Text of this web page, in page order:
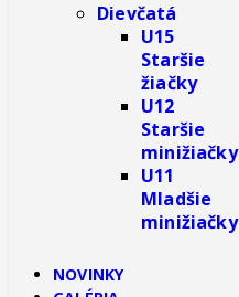
Dievčatá
U15
Staršie
žiačky
U12
Staršie
minižiačky
U11
Mladšie
minižiačky
NOVINKY